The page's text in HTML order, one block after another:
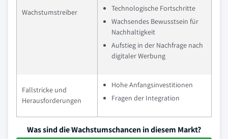
Wachstumstreiber
Technologische Fortschritte
Wachsendes Bewusstsein für
Nachhaltigkeit
Aufstieg in der Nachfrage nach
digitaler Werbung
Fallstricke und
Herausforderungen
Hohe Anfangsinvestitionen
Fragen der Integration
Was sind die Wachstumschancen in diesem Markt?